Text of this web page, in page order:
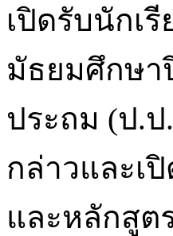
เปิดรับนักเ
มัธยมศึกษา
ประถม (ป.ป
กล่าวและเ
และหลักสูต